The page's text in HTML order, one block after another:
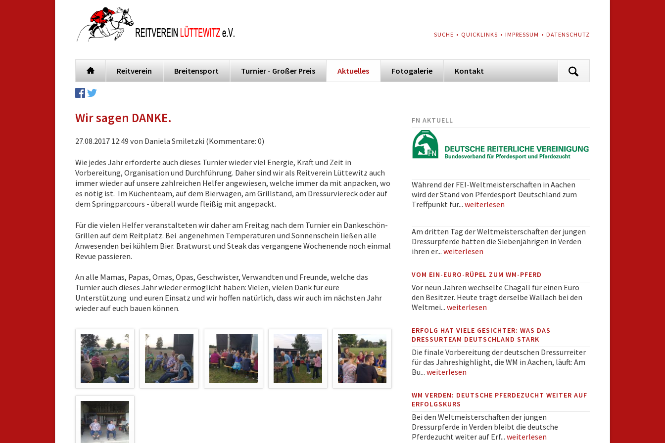
NAVIGATION
SUCHE QUICKLINKS IMPRESSUM DATENSCHUTZ
überspringen
Reitverein Breitensport Turnier - Großer Preis Aktuelles Fotogalerie Kontakt
Navigation
überspringen
Wir sagen DANKE.
27.08.2017 12:49 von Daniela Smiletzki (Kommentare: 0)
Wie jedes Jahr erforderte auch dieses Turnier wieder viel Energie, Kraft und Zeit in
Vorbereitung, Organisation und Durchführung. Daher sind wir als Reitverein Lüttewitz auch
immer wieder auf unsere zahlreichen Helfer angewiesen, welche immer da mit anpacken, wo
es nötig ist. Im Küchenteam, auf dem Bierwagen, am Grillstand, am Dressurviereck oder auf
dem Springparcours - überall wurde fleißig mit angepackt.
Für die vielen Helfer veranstalteten wir daher am Freitag nach dem Turnier ein Dankeschön-
Grillen auf dem Reitplatz. Bei angenehmen Temperaturen und Sonnenschein ließen alle
Anwesenden bei kühlem Bier. Bratwurst und Steak das vergangene Wochenende noch einmal
Revue passieren.
An alle Mamas, Papas, Omas, Opas, Geschwister, Verwandten und Freunde, welche das
Turnier auch dieses Jahr wieder ermöglicht haben: Vielen, vielen Dank für eure
Unterstützung und euren Einsatz und wir hoffen natürlich, dass wir auch im nächsten Jahr
wieder auf euch bauen können.
FN AKTUELL
Während der FEI-Weltmeisterschaften in Aachen
wird der Stand von Pferdesport Deutschland zum
Treffpunkt für... weiterlesen
Am dritten Tag der Weltmeisterschaften der jungen
Dressurpferde hatten die Siebenjährigen in Verden
ihren er... weiterlesen
VOM EIN-EURO-RÜPEL ZUM WM-PFERD
Vor neun Jahren wechselte Chagall für einen Euro
den Besitzer. Heute trägt derselbe Wallach bei den
Weltmei... weiterlesen
ERFOLG HAT VIELE GESICHTER: WAS DAS
DRESSURTEAM DEUTSCHLAND STARK
Die finale Vorbereitung der deutschen Dressurreiter
für das Jahreshighlight, die WM in Aachen, läuft: Am
Bu... weiterlesen
WM VERDEN: DEUTSCHE PFERDEZUCHT WEITER AUF
ERFOLGSKURS
Bei den Weltmeisterschaften der jungen
Dressurpferde in Verden bleibt die deutsche
Pferdezucht weiter auf Erf... weiterlesen